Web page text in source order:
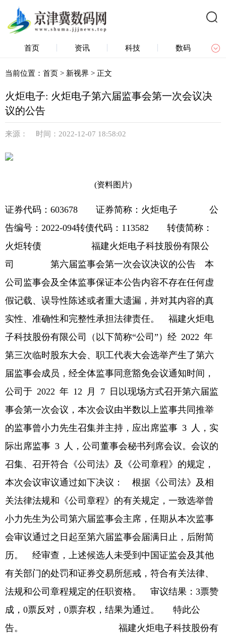
首页 资讯 科技
数码
当前位置： 首页 > 新视界 > 正文
火炬电子: 火炬电子第六届监事会第一次会议决
议的公告
来源： 时间：2022-12-07 18:58:02
(资料图片)
证券代码：603678 证券简称：火炬电子 公
告编号：2022-094转债代码：113582 转债简称：
火炬转债 福建火炬电子科技股份有限公
司 第六届监事会第一次会议决议的公告 本
公司监事会及全体监事保证本公告内容不存在任何虚
假记载、误导性陈述或者重大遗漏，并对其内容的真
实性、准确性和完整性承担法律责任。 福建火炬电
子科技股份有限公司（以下简称“公司”）经 2022 年
第三次临时股东大会、职工代表大会选举产生了第六
届监事会成员，经全体监事同意豁免会议通知时间，
公司于 2022 年 12 月 7 日以现场方式召开第六届监
事会第一次会议，本次会议由半数以上监事共同推举
的监事曾小力先生召集并主持，应出席监事 3 人，实
际出席监事 3 人，公司董事会秘书列席会议。会议的
召集、召开符合《公司法》及《公司章程》的规定，
本次会议审议通过如下决议： 根据《公司法》及相
关法律法规和《公司章程》的有关规定，一致选举曾
小力先生为公司第六届监事会主席，任期从本次监事
会审议通过之日起至第六届监事会届满日止，后附简
历。 经审查，上述候选人未受到中国证监会及其他
有关部门的处罚和证券交易所惩戒，符合有关法律、
法规和公司章程规定的任职资格。 审议结果：3票赞
成，0票反对，0票弃权，结果为通过。 特此公
告。 福建火炬电子科技股份有